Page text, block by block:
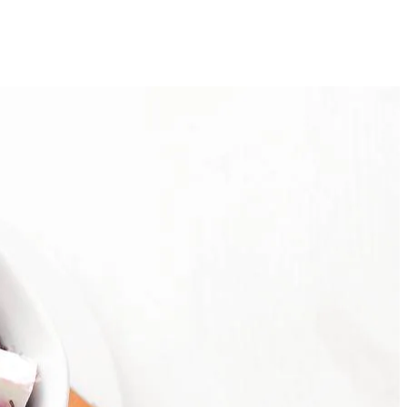
Roer door en laat 10 min. staan.
fijn.
het citroensap en peper en eventueel zout. Serveer lauwwarm.